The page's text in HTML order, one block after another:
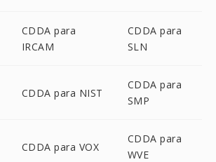
CDDA para
IRCAM
CDDA para
SLN
CDDA para NIST
CDDA para
SMP
CDDA para VOX
CDDA para
WVE